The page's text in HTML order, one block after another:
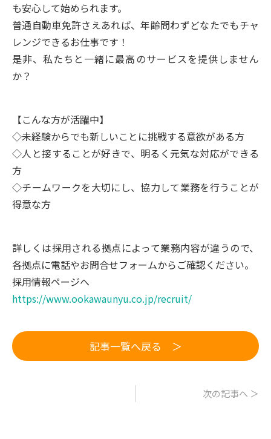
も安心して始められます。
普通自動車免許さえあれば、年齢問わずどなたでもチャ
レンジできるお仕事です！
是非、私たちと一緒に最高のサービスを提供しません
か？
【こんな方が活躍中】
◇未経験からでも新しいことに挑戦する意欲がある方
◇人と接することが好きで、明るく元気な対応ができる
方
◇チームワークを大切にし、協力して業務を行うことが
得意な方
詳しくは採用される拠点によって業務内容が違うので、
各拠点に電話やお問合せフォームからご確認ください。
採用情報ページへ
https://www.ookawaunyu.co.jp/recruit/
記事一覧へ戻る ＞
次の記事へ ＞